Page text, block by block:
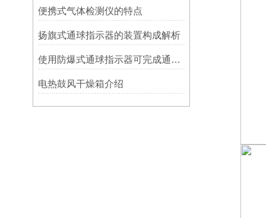
便携式气体检测仪的特点
扬旗式通球指示器的装置构成解析
使用防爆式通球指示器可完成通球指示功能
电热鼓风干燥箱介绍